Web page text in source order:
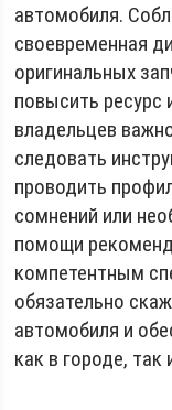
автомобиля.
своевременная
оригинальных
повысить ресурс
владельцев
следовать
проводить
сомнений или
помощи
компетентным
обязательно
автомобиля и
как в городе,